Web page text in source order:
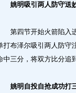
姚明吸引两人防守送
第四节开始火箭陷入进
打布泽尔吸引两人防守
中三分，将双方比分追
姚明自投自抢成功打